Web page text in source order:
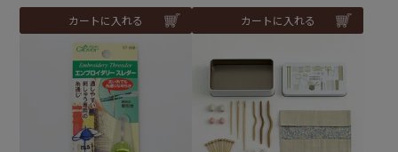
カートに入れる カートに入れる